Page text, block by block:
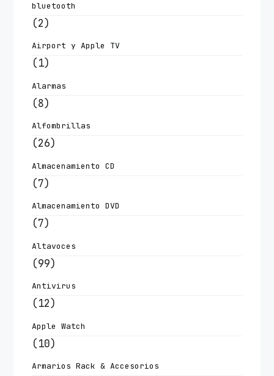
bluetooth
(2)
Airport y Apple TV
(1)
Alarmas
(8)
Alfombrillas
(26)
Almacenamiento CD
(7)
Almacenamiento DVD
(7)
Altavoces
(99)
Antivirus
(12)
Apple Watch
(10)
Armarios Rack & Accesorios